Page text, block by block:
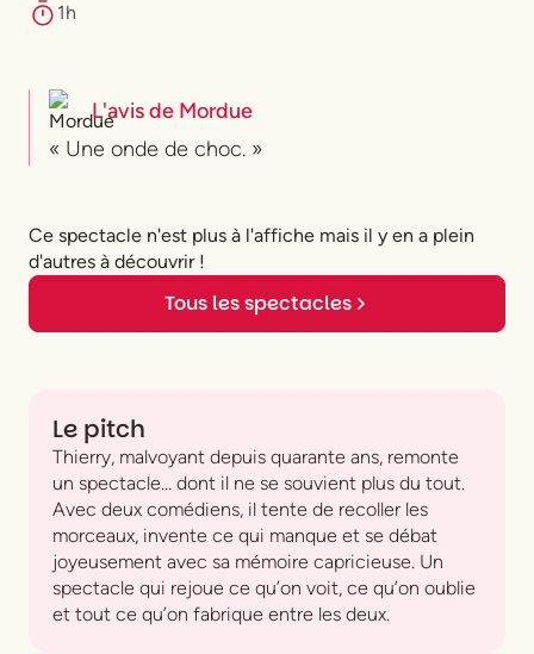
1h
L'avis de Mordue
« Une onde de choc. »
Ce spectacle n'est plus à l'affiche mais il y en a plein
d'autres à découvrir !
Tous les spectacles
Le pitch
Thierry, malvoyant depuis quarante ans, remonte
un spectacle… dont il ne se souvient plus du tout.
Avec deux comédiens, il tente de recoller les
morceaux, invente ce qui manque et se débat
joyeusement avec sa mémoire capricieuse. Un
spectacle qui rejoue ce qu’on voit, ce qu’on oublie
et tout ce qu’on fabrique entre les deux.